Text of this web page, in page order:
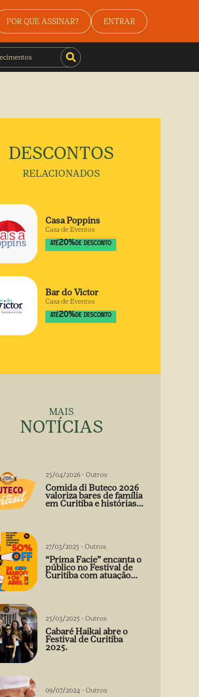
POR QUE ASSINAR? ENTRAR
DESCONTOS
RELACIONADOS
Casa Poppins
Casa de Eventos
ATÉ20%DE DESCONTO
Bar do Victor
Casa de Eventos
ATÉ20%DE DESCONTO
MAIS
NOTÍCIAS
25/04/2026 -Outros
Comida di Buteco 2026
valoriza bares de família
em Curitiba e histórias
27/03/2025 -Outros
“Prima Facie” encanta o
público no Festival de
Curitiba com atuação
arrebatadora de Débora
25/03/2025 -Outros
Cabaré Haikai abre o
Festival de Curitiba
2025.
09/07/2024 -Outros